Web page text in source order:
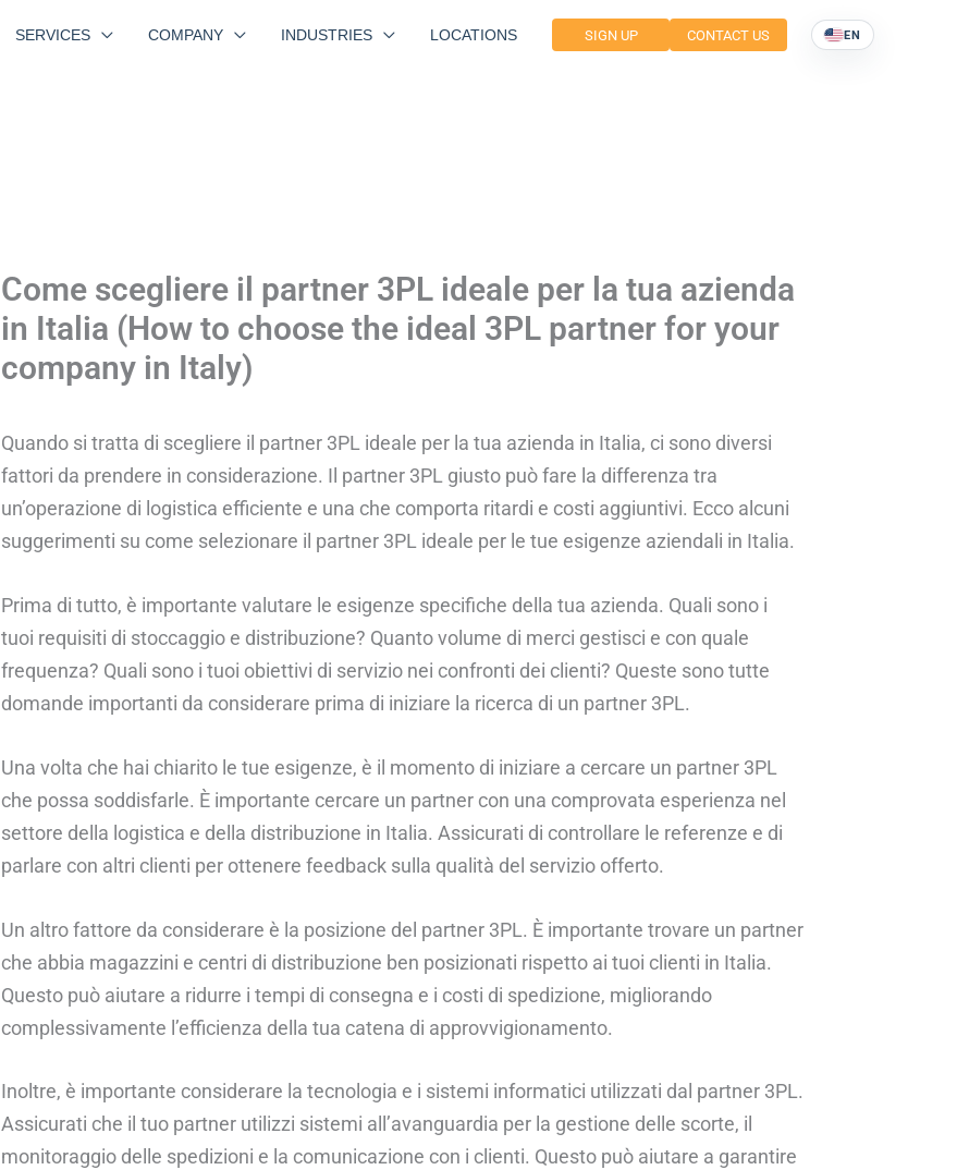
SERVICES COMPANY INDUSTRIES LOCATIONS SIGN UP CONTACT US EN
Come scegliere il partner 3PL ideale per la tua azienda
in Italia (How to choose the ideal 3PL partner for your
company in Italy)
Quando si tratta di scegliere il partner 3PL ideale per la tua azienda in Italia, ci sono diversi
fattori da prendere in considerazione. Il partner 3PL giusto può fare la differenza tra
un’operazione di logistica efficiente e una che comporta ritardi e costi aggiuntivi. Ecco alcuni
suggerimenti su come selezionare il partner 3PL ideale per le tue esigenze aziendali in Italia.
Prima di tutto, è importante valutare le esigenze specifiche della tua azienda. Quali sono i
tuoi requisiti di stoccaggio e distribuzione? Quanto volume di merci gestisci e con quale
frequenza? Quali sono i tuoi obiettivi di servizio nei confronti dei clienti? Queste sono tutte
domande importanti da considerare prima di iniziare la ricerca di un partner 3PL.
Una volta che hai chiarito le tue esigenze, è il momento di iniziare a cercare un partner 3PL
che possa soddisfarle. È importante cercare un partner con una comprovata esperienza nel
settore della logistica e della distribuzione in Italia. Assicurati di controllare le referenze e di
parlare con altri clienti per ottenere feedback sulla qualità del servizio offerto.
Un altro fattore da considerare è la posizione del partner 3PL. È importante trovare un partner
che abbia magazzini e centri di distribuzione ben posizionati rispetto ai tuoi clienti in Italia.
Questo può aiutare a ridurre i tempi di consegna e i costi di spedizione, migliorando
complessivamente l’efficienza della tua catena di approvvigionamento.
Inoltre, è importante considerare la tecnologia e i sistemi informatici utilizzati dal partner 3PL.
Assicurati che il tuo partner utilizzi sistemi all’avanguardia per la gestione delle scorte, il
monitoraggio delle spedizioni e la comunicazione con i clienti. Questo può aiutare a garantire